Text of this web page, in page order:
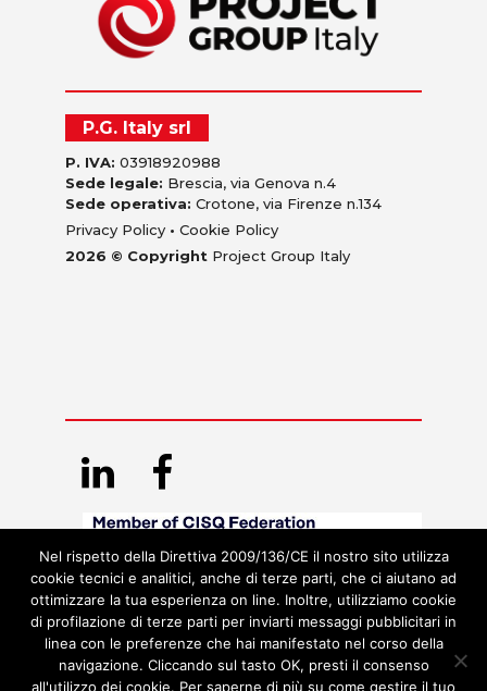
P.G. Italy srl
P. IVA: 03918920988
Sede legale: Brescia, via Genova n.4
Sede operativa: Crotone, via Firenze n.134
Privacy Policy • Cookie Policy
2026 © Copyright Project Group Italy
Nel rispetto della Direttiva 2009/136/CE il nostro sito utilizza
cookie tecnici e analitici, anche di terze parti, che ci aiutano ad
ottimizzare la tua esperienza on line. Inoltre, utilizziamo cookie
di profilazione di terze parti per inviarti messaggi pubblicitari in
linea con le preferenze che hai manifestato nel corso della
navigazione. Cliccando sul tasto OK, presti il consenso
all'utilizzo dei cookie. Per saperne di più su come gestire il tuo